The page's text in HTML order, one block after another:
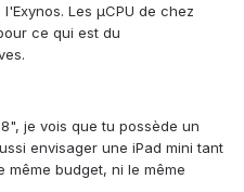
Les µCPU de chez
ce qui est du
je vois que tu possède un
envisager une iPad mini tant
budget, ni le même